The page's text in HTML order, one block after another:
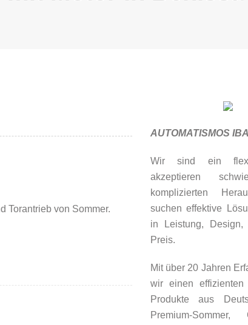
Torantrieb von Sommer.
AUTOMATISMOS
Wir sind ein
akzeptieren
komplizierten
suchen effektive
in Leistung, Design,
Preis.
Mit über 20 Jahren
wir einen effizienten
Produkte aus
Premium-